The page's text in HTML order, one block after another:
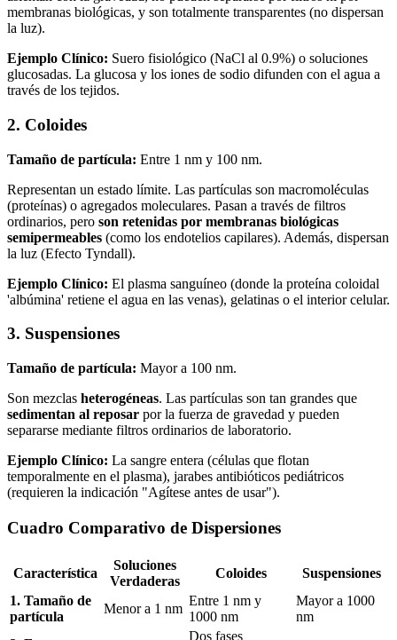
membranas biológicas, y son totalmente transparentes (no dispersan
la luz).
Ejemplo Clínico: Suero fisiológico (NaCl al 0.9%) o soluciones
glucosadas. La glucosa y los iones de sodio difunden con el agua a
través de los tejidos.
2. Coloides
Tamaño de partícula: Entre 1 nm y 100 nm.
Representan un estado límite. Las partículas son macromoléculas
(proteínas) o agregados moleculares. Pasan a través de filtros
ordinarios, pero son retenidas por membranas biológicas
semipermeables (como los endotelios capilares). Además, dispersan
la luz (Efecto Tyndall).
Ejemplo Clínico: El plasma sanguíneo (donde la proteína coloidal
'albúmina' retiene el agua en las venas), gelatinas o el interior celular.
3. Suspensiones
Tamaño de partícula: Mayor a 100 nm.
Son mezclas heterogéneas. Las partículas son tan grandes que
sedimentan al reposar por la fuerza de gravedad y pueden
separarse mediante filtros ordinarios de laboratorio.
Ejemplo Clínico: La sangre entera (células que flotan
temporalmente en el plasma), jarabes antibióticos pediátricos
(requieren la indicación "Agítese antes de usar").
Cuadro Comparativo de Dispersiones
Característica
Soluciones
Verdaderas
Coloides
Suspensiones
1. Tamaño de
partícula
Menor a 1 nm
Entre 1 nm y
1000 nm
Mayor a 1000
nm
Dos fases